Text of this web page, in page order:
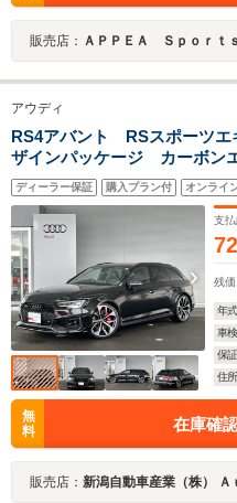
販売店： ＡＰＰＥＡ Ｓｐｏｒｔｓ＆
アウディ
RS4アバント RSスポーツ
ザインパッケージ カーボン
スタイリングパッケージ(グ
ガラス
ディーラー保証 購入プラン付 オンライ
支
残
年式
車検
保証
住所
無
料
在庫確
販売店： 新潟自動車産業（株） Ａ